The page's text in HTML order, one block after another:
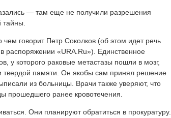
— там еще не получили разрешения
тайны.
говорит Петр Соколков (об этом идет речь
распоряжении «URA.Ru»). Единственное
которого раковые метастазы пошли в мозг,
твердой памяти. Он якобы сам принял решение
из больницы. Врачи также уверяют, что
прошедшего ранее кровотечения.
Они планируют обратиться в прокуратуру.